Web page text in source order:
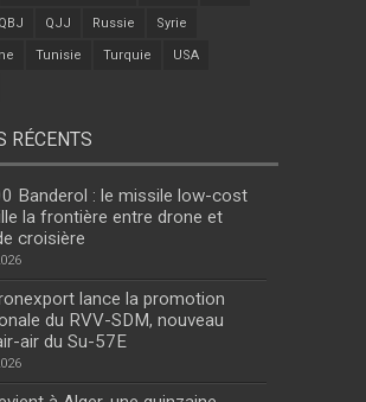
QBJ QJJ Russie Syrie
Tunisie Turquie USA
RÉCENTS
Banderol : le missile low-cost
la frontière entre drone et
croisière
lance la promotion
du RVV-SDM, nouveau
air du Su-57E